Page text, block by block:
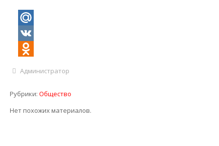
Mail.Ru
VK
Администратор
Рубрики: Общество
Нет похожих материалов.